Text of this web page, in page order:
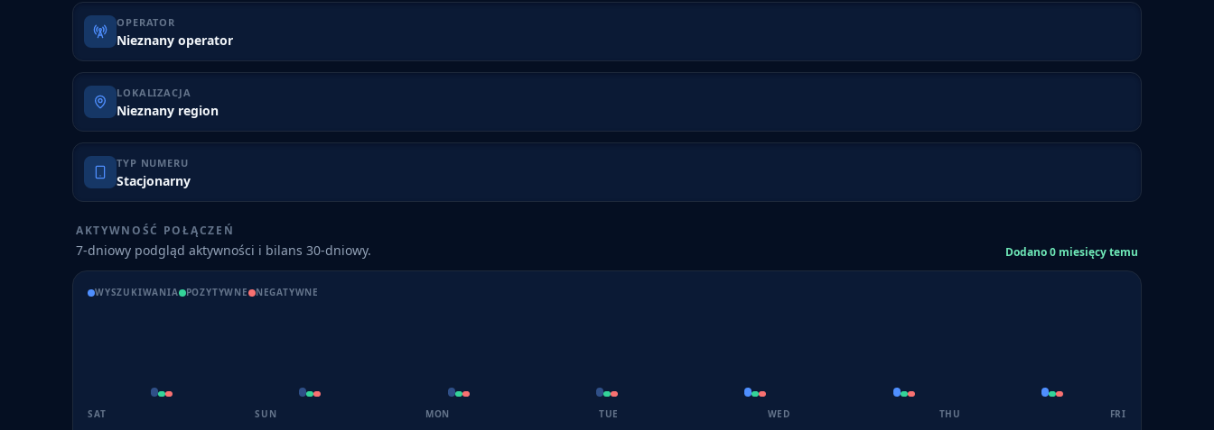
OPERATOR
Nieznany operator
LOKALIZACJA
Nieznany region
TYP NUMERU
Stacjonarny
AKTYWNOŚĆ POŁĄCZEŃ
7-dniowy podgląd aktywności i bilans 30-dniowy. Dodano 0 miesięcy temu
WYSZUKIWANIA POZYTYWNE NEGATYWNE
SAT SUN MON TUE WED THU FRI